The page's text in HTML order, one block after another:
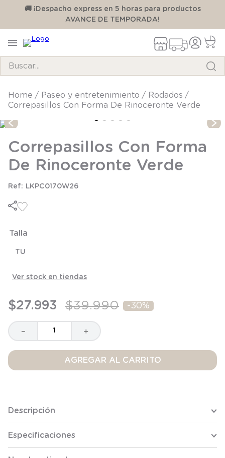
🚚 ¡Despacho express en 5 horas para productos
AVANCE DE TEMPORADA!
paseo y entretenimiento
rodados
Correpasillos Con Forma De Rinoceronte Verde
Correpasillos Con Forma
De Rinoceronte Verde
LKPC0170W26
Talla
TU
Ver stock en tiendas
$27.993 $39.990 -30%
＋
－
AGREGAR AL CARRITO
Descripción
Especificaciones
TÉRMINOS MÁS BUSCADOS
3.
zapatillas
4.
body
5
manta
8.
9.